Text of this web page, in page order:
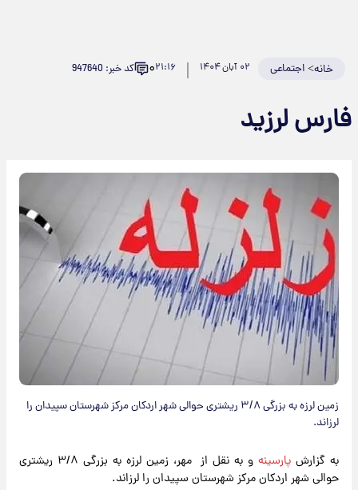
خانه>اجتماعی ۲۱:۱۶۰ کد خبر: 947640
لرزید
زمین لرزه به بزرگی ۳/۸ ریشتری حوالی شهر اردکان مرکز شهرستان سپیدان را
لرزاند.
به گزارشپارسینه
و به نقل از مهر، زمین لرزه به بزرگی ۳/۸ ریشتری
حوالی شهر اردکان مرکز شهرستان سپیدان را لرزاند.